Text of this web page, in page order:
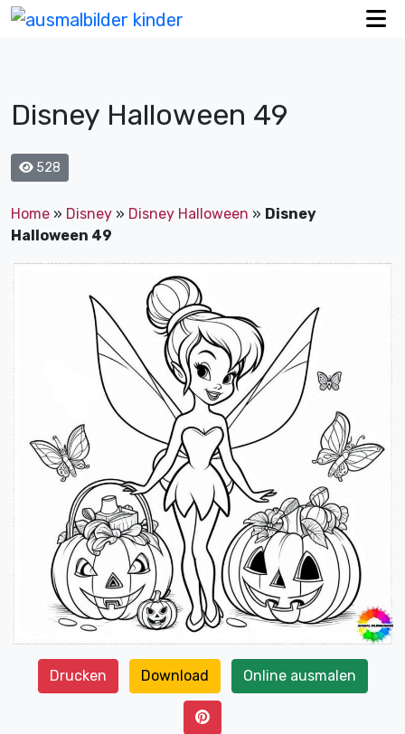
Disney Halloween 49
528
Home » Disney » Disney Halloween » Disney
Halloween 49
Drucken Download Online ausmalen